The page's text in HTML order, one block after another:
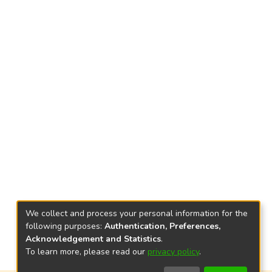
We collect and process your personal information for the
following purposes: Authentication, Preferences,
Acknowledgement and Statistics.
To learn more, please read our privacy policy.